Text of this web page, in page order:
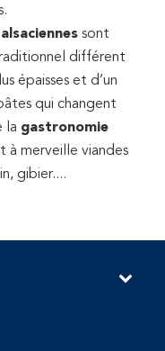
sont
différent
épaisses et d’un
qui changent
la gastronomie
à merveille viandes
gibier....